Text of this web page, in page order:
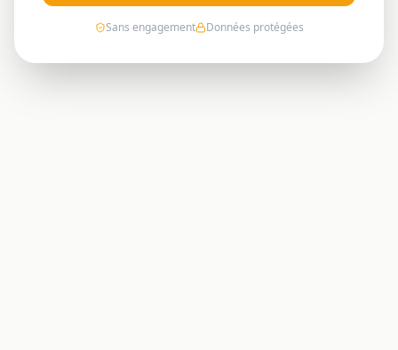
Sans engagement Données protégées